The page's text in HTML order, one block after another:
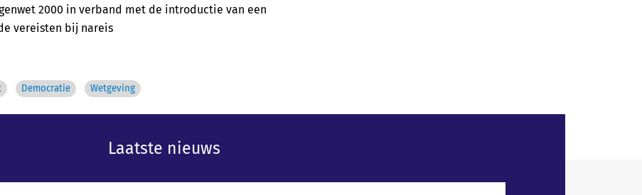
2000 in verband met de introductie van een
vereisten bij nareis
Democratie Wetgeving
Laatste nieuws